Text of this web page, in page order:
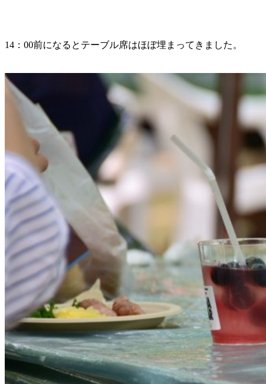
14：00前になるとテーブル席はほぼ埋まってきました。